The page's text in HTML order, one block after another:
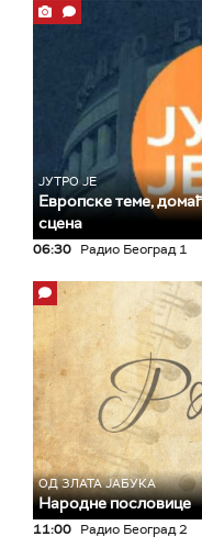
ЈУТРО ЈЕ
Европске теме,
сцена
06:30 Радио Београд 1
ОД ЗЛАТА ЈАБУКА
Народне пословице
11:00 Радио Београд 2